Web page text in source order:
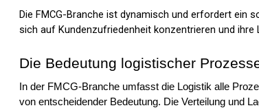
Die FMCG-Branche ist dynamisch und erfordert ein
sich auf Kundenzufriedenheit konzentrieren und
Die Bedeutung logistischer
In der FMCG-Branche umfasst die Logistik alle
von entscheidender Bedeutung. Die Verteilung und